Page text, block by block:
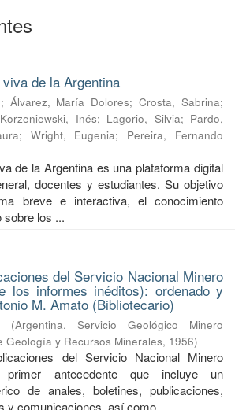
de la Argentina
; Álvarez, María Dolores;Crosta, Sabrina;
Korzeniewski, Inés; Lagorio, Silvia; Pardo,
; Wright, Eugenia; Pereira, Fernando
de la Argentina es una plataforma digital
docentes y estudiantes. Su objetivo
breve e interactiva, el conocimiento
los ...
del Servicio Nacional Minero
los informes inéditos): ordenado y
M. Amato (Bibliotecario)
(Argentina. Servicio Geológico Minero
Geología y Recursos Minerales, 1956)
del Servicio Nacional Minero
antecedente que incluye un
de anales, boletines, publicaciones,
y comunicaciones, así como ...